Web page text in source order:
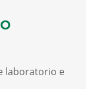
laboratorio e